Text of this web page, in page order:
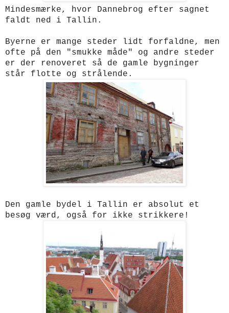
Mindesmærke, hvor Dannebrog efter sagnet
faldt ned i Tallin.
Byerne er mange steder lidt forfaldne, men
ofte på den "smukke måde" og andre steder
er der renoveret så de gamle bygninger
står flotte og strålende.
Den gamle bydel i Tallin er absolut et
besøg værd, også for ikke strikkere!